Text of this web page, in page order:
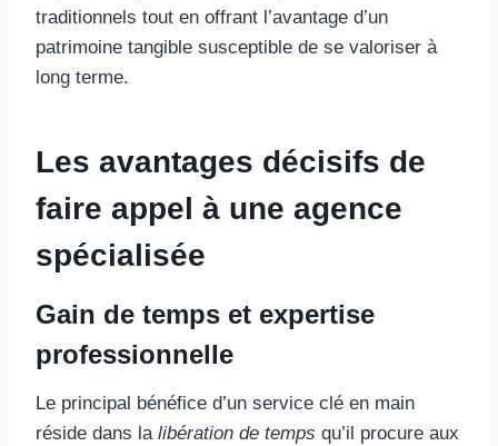
traditionnels tout en offrant l’avantage d’un
patrimoine tangible susceptible de se valoriser à
long terme.
Les avantages décisifs de
faire appel à une agence
spécialisée
Gain de temps et expertise
professionnelle
Le principal bénéfice d’un service clé en main
réside dans la libération de temps qu’il procure aux